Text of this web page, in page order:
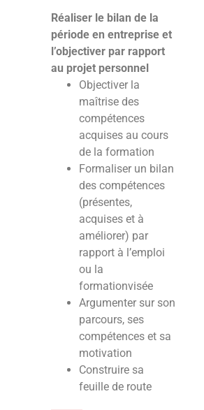
Réaliser le bilan de la
période en entreprise et
l’objectiver par rapport
au projet personnel
Objectiver la
maîtrise des
compétences
acquises au cours
de la formation
Formaliser un bilan
des compétences
(présentes,
acquises et à
améliorer) par
rapport à l’emploi
ou la
formationvisée
Argumenter sur son
parcours, ses
compétences et sa
motivation
Construire sa
feuille de route